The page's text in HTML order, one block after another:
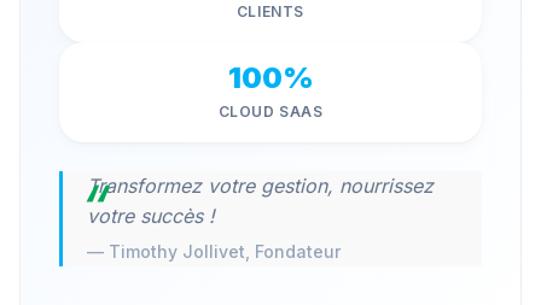
CLIENTS
100%
CLOUD SAAS
Transformez votre gestion, nourrissez
votre succès !
— Timothy Jollivet, Fondateur